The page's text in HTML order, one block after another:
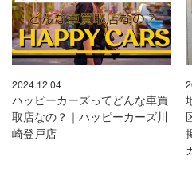
2024.12.04
ハッピーカーズってどんな車買
取店なの？｜ハッピーカーズ川
崎登戸店